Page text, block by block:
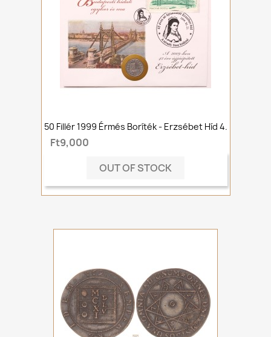
50 Fillér 1999 Érmés Boríték - Erzsébet Híd 4.
Ft9,000
OUT OF STOCK